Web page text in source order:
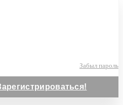
Забыл пароль